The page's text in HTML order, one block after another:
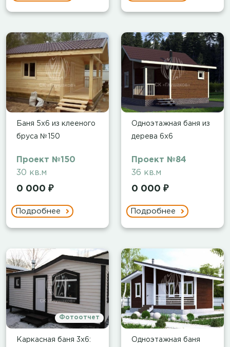
Баня 5х6 из клееного
бруса №150
Проект №150
30 кв.м
0 000 ₽
Подробнее
Одноэтажная баня из
дерева 6х6
Проект №84
36 кв.м
0 000 ₽
Подробнее
Фотоотчет
Каркасная баня 3х6: Одноэтажная баня